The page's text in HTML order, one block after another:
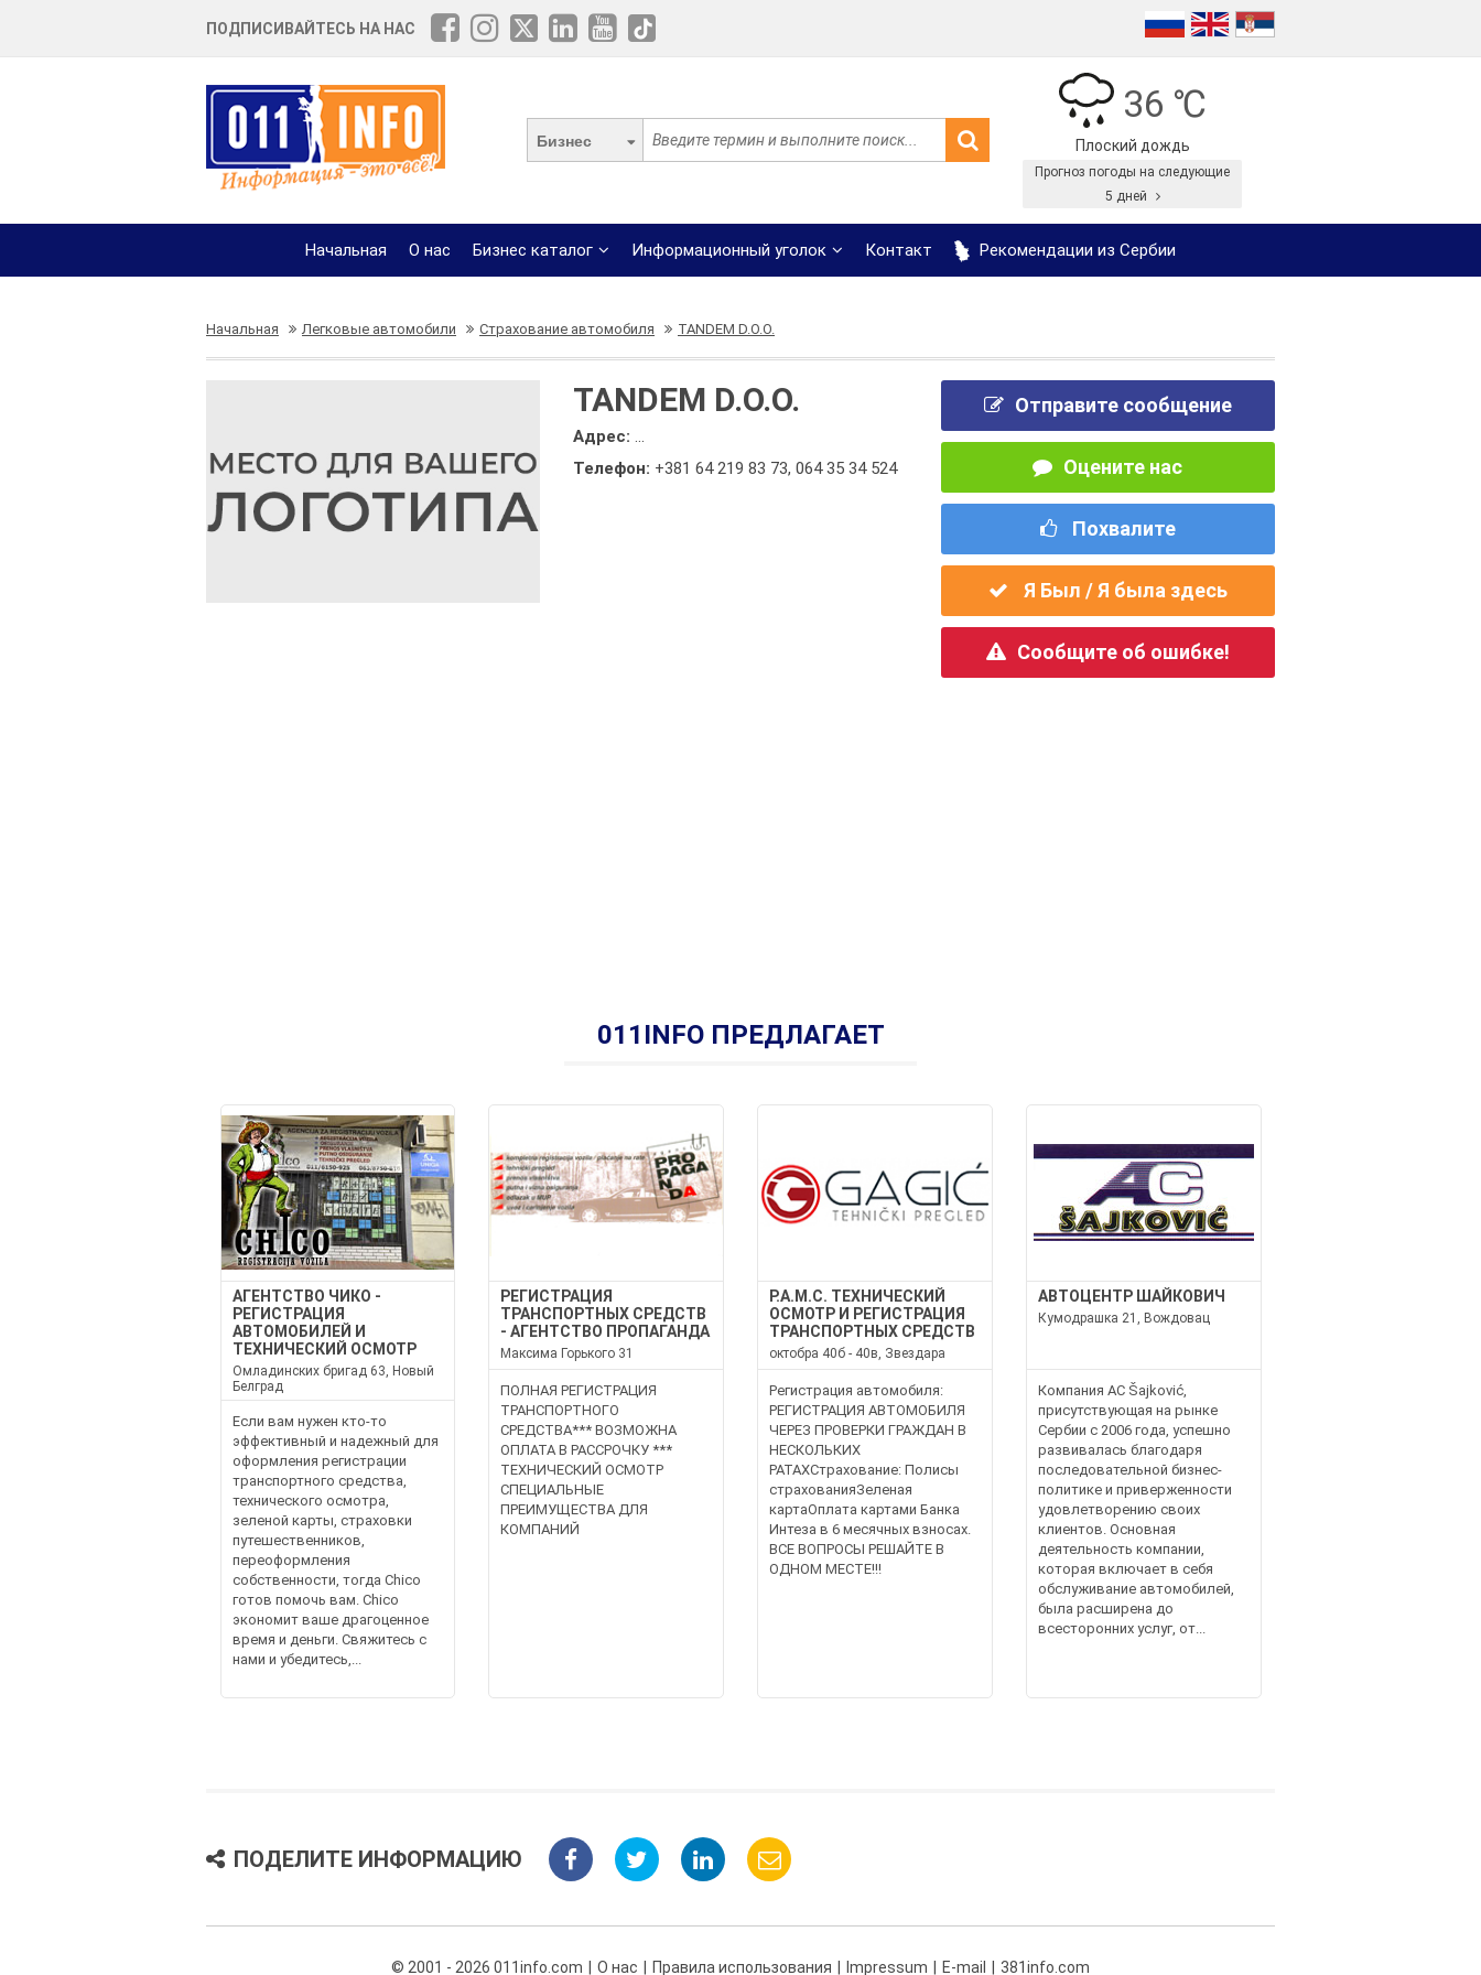
ПОДПИСИВАЙТЕСЬ НА НАС
Бизнес
36 ℃
Плоский дождь
Прогноз погоды на следующие
5 дней
Начальная О нас Бизнес каталог Информационный уголок Контакт Рекомендации из Сербии
Начальная Легковые автомобили Страхование автомобиля TANDEM D.O.O.
TANDEM D.O.O.
Адрес:...
Телефон: +381 64 219 83 73,064 35 34 524
Отправите сообщение
Оцените нас
Похвалите
Я Был / Я была здесь
Сообщите об ошибке!
011INFO ПРЕДЛАГАЕТ
АГЕНТСТВО ЧИКО -
РЕГИСТРАЦИЯ
АВТОМОБИЛЕЙ И
ТЕХНИЧЕСКИЙ ОСМОТР
Омладинских бригад 63, Новый
Белград
Если вам нужен кто-то
эффективный и надежный для
оформления регистрации
транспортного средства,
технического осмотра,
зеленой карты, страховки
путешественников,
переоформления
собственности, тогда Chico
готов помочь вам. Chico
экономит ваше драгоценное
время и деньги. Свяжитесь с
нами и убедитесь,...
РЕГИСТРАЦИЯ
ТРАНСПОРТНЫХ СРЕДСТВ
- АГЕНТСТВО ПРОПАГАНДА
Максима Горького 31
ПОЛНАЯ РЕГИСТРАЦИЯ
ТРАНСПОРТНОГО
СРЕДСТВА*** ВОЗМОЖНА
ОПЛАТА В РАССРОЧКУ ***
ТЕХНИЧЕСКИЙ ОСМОТР
СПЕЦИАЛЬНЫЕ
ПРЕИМУЩЕСТВА ДЛЯ
КОМПАНИЙ
Р.А.М.С. ТЕХНИЧЕСКИЙ
ОСМОТР И РЕГИСТРАЦИЯ
ТРАНСПОРТНЫХ СРЕДСТВ
октобра 40б - 40в, Звездара
Регистрация автомобиля:
РЕГИСТРАЦИЯ АВТОМОБИЛЯ
ЧЕРЕЗ ПРОВЕРКИ ГРАЖДАН В
НЕСКОЛЬКИХ
РАТАХСтрахование: Полисы
страхованияЗеленая
картаОплата картами Банка
Интеза в 6 месячных взносах.
ВСЕ ВОПРОСЫ РЕШАЙТЕ В
ОДНОМ МЕСТЕ!!!
АВТОЦЕНТР ШАЙКОВИЧ
Кумодрашка 21, Вождовац
Компания AC Šajković,
присутствующая на рынке
Сербии с 2006 года, успешно
развивалась благодаря
последовательной бизнес-
политике и приверженности
удовлетворению своих
клиентов. Основная
деятельность компании,
которая включает в себя
обслуживание автомобилей,
была расширена до
всесторонних услуг, от...
ПОДЕЛИТЕ ИНФОРМАЦИЮ
© 2001 - 2026 011info.com О нас Правила использования Impressum E-mail 381info.com